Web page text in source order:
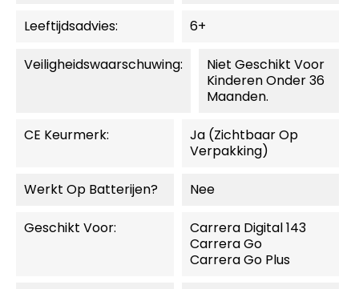
Leeftijdsadvies: 6+
Veiligheidswaarschuwing:
Niet Geschikt Voor
Kinderen Onder 36
Maanden.
CE Keurmerk:
Ja (zichtbaar Op
Verpakking)
Werkt Op Batterijen? Nee
Geschikt Voor:
Carrera Digital 143
Carrera Go
Carrera Go Plus